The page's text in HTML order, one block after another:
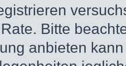
Bitte
anbieten